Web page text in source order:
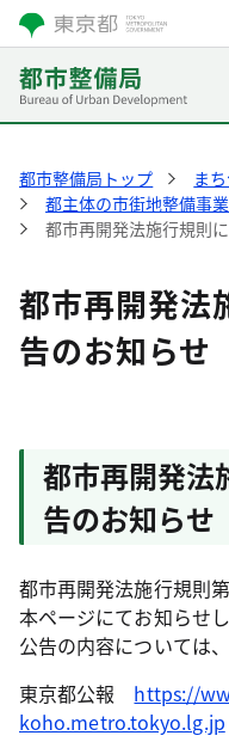
都市整備局トップ
ま
都主体の市街地整備事
都市再開発法施行規則
都市再開発法
告のお知らせ
都市再開発法
告のお知らせ
都市再開発法施行規則
本ページにてお知らせし
公告の内容については
東京都公報 https://
koho.metro.tokyo.lg.jp